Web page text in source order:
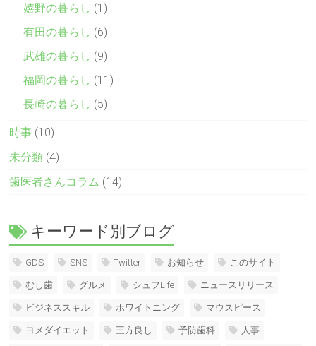
嬉野の暮らし (1)
有田の暮らし (6)
武雄の暮らし (9)
福岡の暮らし (11)
長崎の暮らし (5)
時事 (10)
未分類 (4)
歯医者さんコラム (14)
キーワード別ブログ
GDS SNS Twitter お知らせ このサイト
むし歯 グルメ シュフLife ニュースリリース
ビジネススキル ホワイトニング マウスピース
ヨメダイエット 三方良し 予防歯科 人事